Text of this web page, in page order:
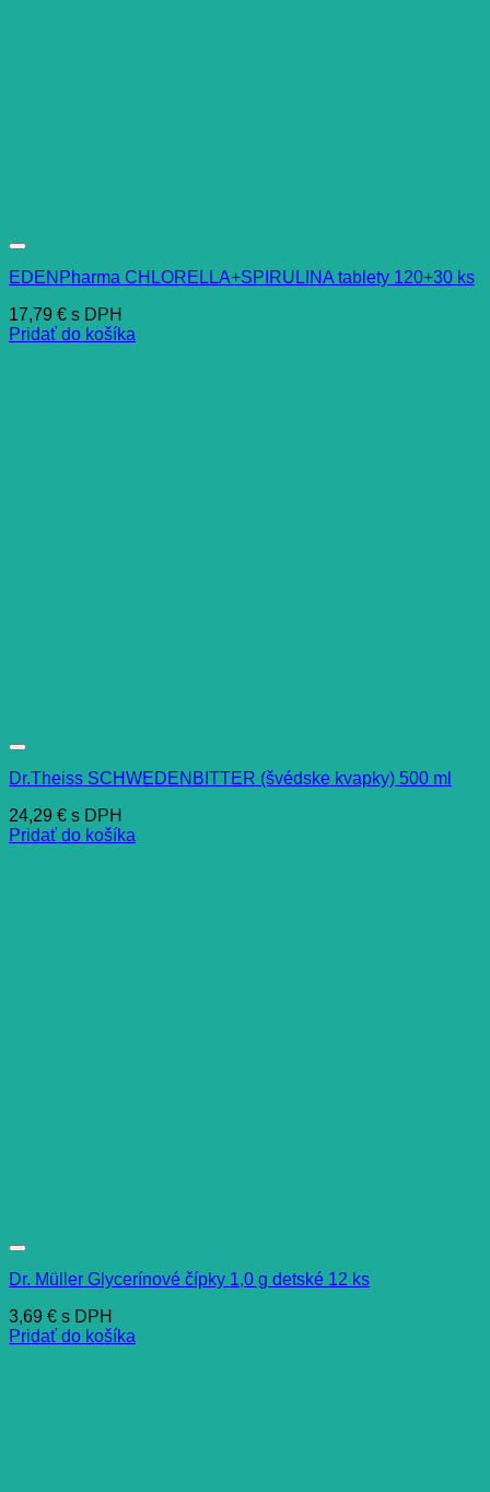
EDENPharma CHLORELLA+SPIRULINA tablety 120+30 ks
17,79 € s DPH
Pridať do košíka
Dr.Theiss SCHWEDENBITTER (švédske kvapky) 500 ml
24,29 € s DPH
Pridať do košíka
Dr. Müller Glycerínové čípky 1,0 g detské 12 ks
3,69 € s DPH
Pridať do košíka